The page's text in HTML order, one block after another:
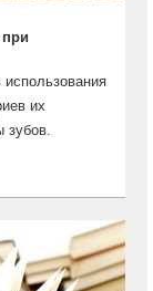
их
зубов.